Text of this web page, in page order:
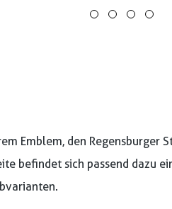
Emblem, den Regensburger
befindet sich passend dazu